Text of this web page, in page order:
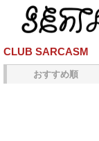
CLUB SARCASM
おすすめ順